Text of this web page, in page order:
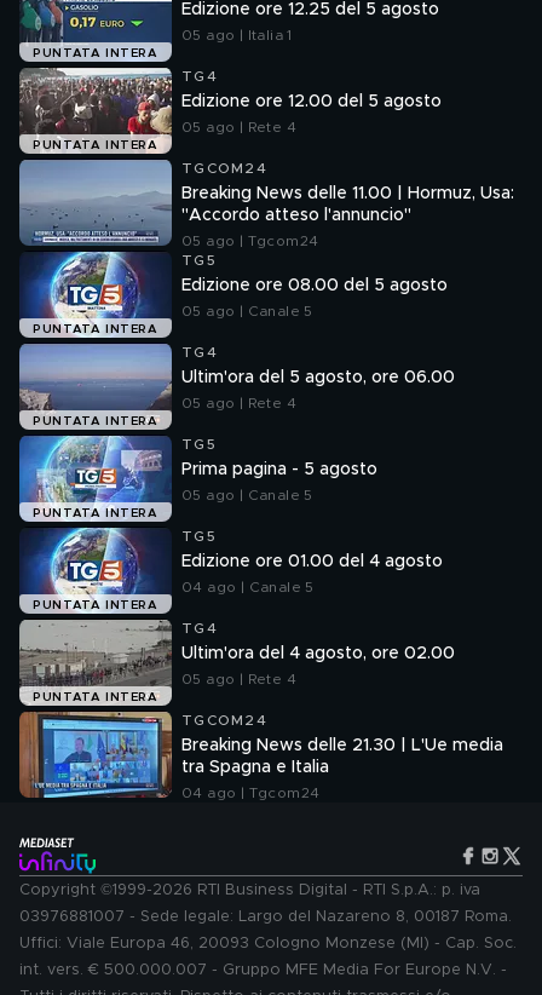
PUNTATA INTERA
Edizione ore 12.25 del 5 agosto
05 ago | Italia 1
PUNTATA INTERA
TG4
Edizione ore 12.00 del 5 agosto
05 ago | Rete 4
TGCOM24
Breaking News delle 11.00 | Hormuz, Usa:
"Accordo atteso l'annuncio"
05 ago | Tgcom24
PUNTATA INTERA
TG5
Edizione ore 08.00 del 5 agosto
05 ago | Canale 5
PUNTATA INTERA
TG4
Ultim'ora del 5 agosto, ore 06.00
05 ago | Rete 4
PUNTATA INTERA
TG5
Prima pagina - 5 agosto
05 ago | Canale 5
PUNTATA INTERA
TG5
Edizione ore 01.00 del 4 agosto
04 ago | Canale 5
PUNTATA INTERA
TG4
Ultim'ora del 4 agosto, ore 02.00
05 ago | Rete 4
TGCOM24
Breaking News delle 21.30 | L'Ue media
tra Spagna e Italia
04 ago | Tgcom24
Copyright ©1999-2026 RTI Business Digital - RTI S.p.A.: p. iva
03976881007 - Sede legale: Largo del Nazareno 8, 00187 Roma.
Uffici: Viale Europa 46, 20093 Cologno Monzese (MI) - Cap. Soc.
int. vers. € 500.000.007 - Gruppo MFE Media For Europe N.V. -